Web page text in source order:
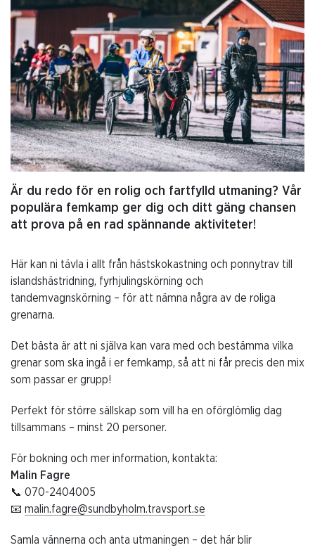
Är du redo för en rolig och fartfylld utmaning? Vår
populära femkamp ger dig och ditt gäng chansen
att prova på en rad spännande aktiviteter!
Här kan ni tävla i allt från hästskokastning och ponnytrav till
islandshästridning, fyrhjulingskörning och
tandemvagnskörning – för att nämna några av de roliga
grenarna.
Det bästa är att ni själva kan vara med och bestämma vilka
grenar som ska ingå i er femkamp, så att ni får precis den mix
som passar er grupp!
Perfekt för större sällskap som vill ha en oförglömlig dag
tillsammans – minst 20 personer.
För bokning och mer information, kontakta:
Malin Fagre
📞 070-2404005
📧 malin.fagre@sundbyholm.travsport.se
Samla vännerna och anta utmaningen – det här blir